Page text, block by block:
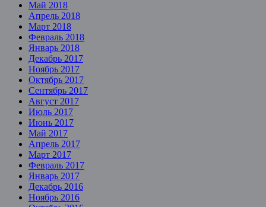
Май 2018
Апрель 2018
Март 2018
Февраль 2018
Январь 2018
Декабрь 2017
Ноябрь 2017
Октябрь 2017
Сентябрь 2017
Август 2017
Июль 2017
Июнь 2017
Май 2017
Апрель 2017
Март 2017
Февраль 2017
Январь 2017
Декабрь 2016
Ноябрь 2016